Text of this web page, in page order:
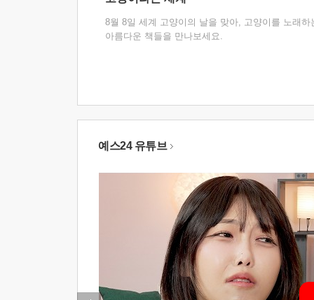
8월 8일 세계 고양이의 날을 맞아, 고양이를 노래하
아름다운 책들을 만나보세요.
예스24 유튜브